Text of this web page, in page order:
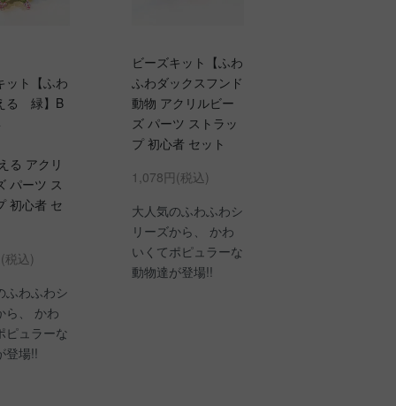
ット【ふわ
る 緑】B
る アクリ
パーツ ス
初心者 セ
税込)
ふわふわシ
ら、 かわ
ピュラーな
登場!!
ビーズキット【ふわ
ふわダックスフンド
動物 アクリルビー
ズ パーツ ストラッ
プ 初心者 セット
1,078円(税込)
大人気のふわふわシ
リーズから、 かわ
いくてポピュラーな
動物達が登場!!